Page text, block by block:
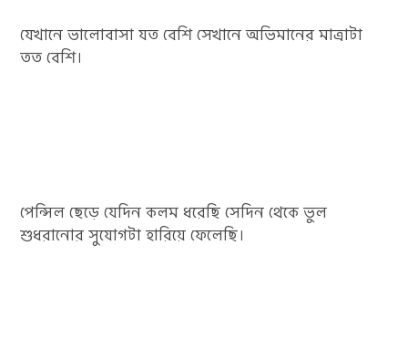
যেখানে ভালোবাসা যত বেশি সেখানে অভিমানের মাত্রাটা
তত বেশি।
পেন্সিল ছেড়ে যেদিন কলম ধরেছি সেদিন থেকে ভুল
শুধরানোর সুযোগটা হারিয়ে ফেলেছি।